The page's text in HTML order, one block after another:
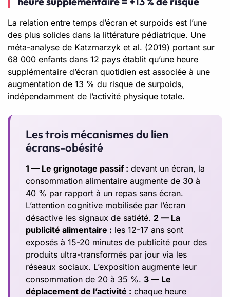
La relation entre temps d’écran et surpoids est l’une
des plus solides dans la littérature pédiatrique. Une
méta-analyse de Katzmarzyk et al. (2019) portant sur
68 000 enfants dans 12 pays établit qu’une heure
supplémentaire d’écran quotidien est associée à une
augmentation de 13 % du risque de surpoids,
indépendamment de l’activité physique totale.
Les trois mécanismes du lien
écrans-obésité
1 — Le grignotage passif : devant un écran, la
consommation alimentaire augmente de 30 à
40 % par rapport à un repas sans écran.
L’attention cognitive mobilisée par l’écran
désactive les signaux de satiété. 2 — La
publicité alimentaire : les 12-17 ans sont
exposés à 15-20 minutes de publicité pour des
produits ultra-transformés par jour via les
réseaux sociaux. L’exposition augmente leur
consommation de 20 à 35 %. 3 — Le
déplacement de l’activité : chaque heure